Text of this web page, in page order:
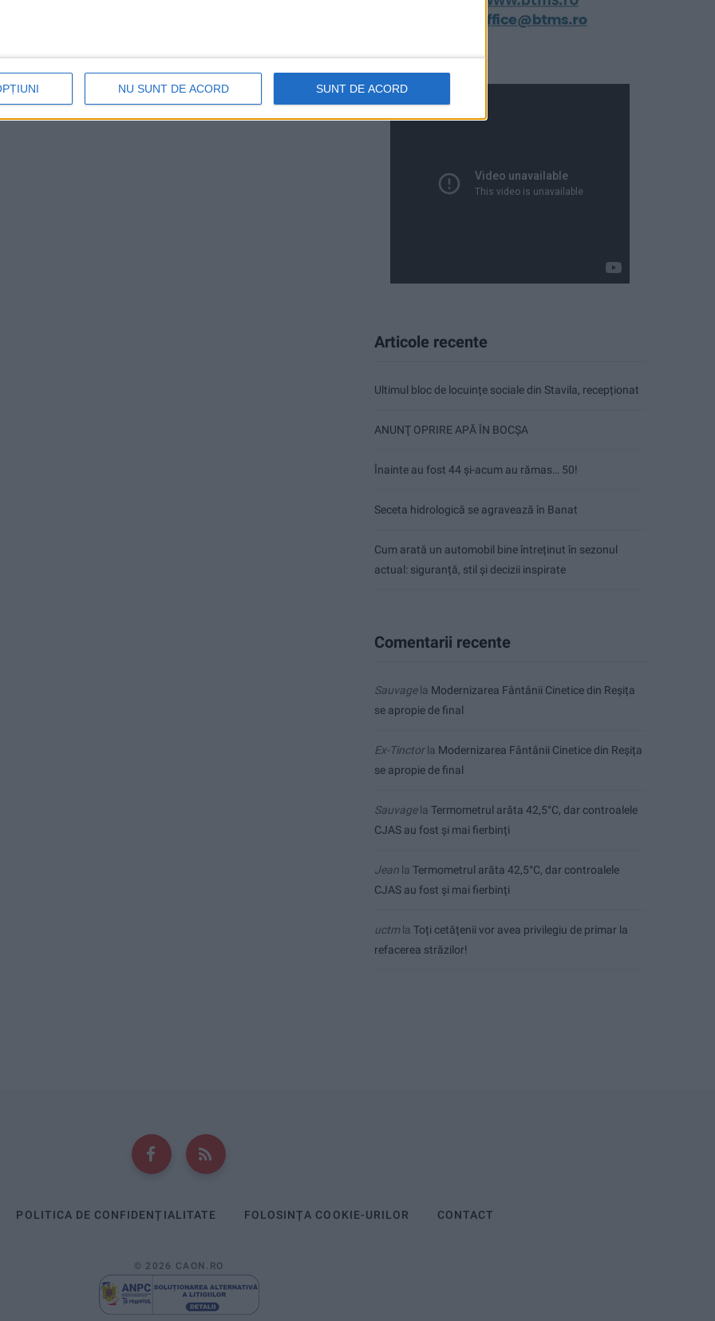
NU SUNT DE ACORD SUNT DE ACORD
a detaliat modul în care comercianții trebuie să
de reducere a gramajului produselor, fără
Articole recente
Ultimul bloc de locuințe sociale din Stavila, recepționat
ANUNŢ OPRIRE APĂ ÎN BOCȘA
Înainte au fost 44 și-acum au rămas… 50!
Seceta hidrologică se agravează în Banat
Cum arată un automobil bine întreținut în sezonul
actual: siguranță, stil și decizii inspirate
Comentarii recente
Sauvagela Modernizarea Fântânii Cinetice din Reșița
se apropie de final
Ex-Tinctorla Modernizarea Fântânii Cinetice din Reșița
se apropie de final
Sauvagela Termometrul arăta 42,5°C, dar controalele
CJAS au fost și mai fierbinți
Jean la Termometrul arăta 42,5°C, dar controalele
CJAS au fost și mai fierbinți
uctmla Toți cetățenii vor avea privilegiu de primar la
refacerea străzilor!
POLITICA DE CONFIDENȚIALITATE FOLOSINȚA COOKIE-URILOR CONTACT
© 2026 CAON.RO